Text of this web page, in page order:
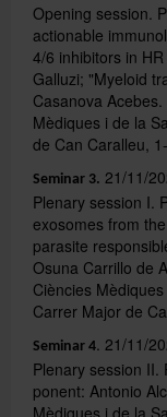
Opening session.
actionable
4/6 inhibitors in
Galluzi; "Myeloid
Casanova Acebes.
Mèdiques i de la
de Can Caralleu,
Seminar 3. 21/11/
Plenary session I.
exosomes from
parasite
Osuna Carrillo de
Ciències
Carrer Major de
Seminar 4 . 21/11/
Plenary session II.
ponent: Antonio
Mèdiques i de la